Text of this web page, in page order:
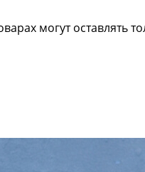
могут оставлять